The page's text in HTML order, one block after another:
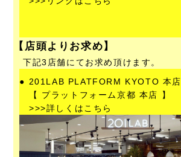
【店頭よりお求め】
下記3店舗にてお求め頂けます。
● 201LAB PLATFORM KYOTO 本店
【 プラットフォーム京都 本店 】
>>>詳しくはこちら